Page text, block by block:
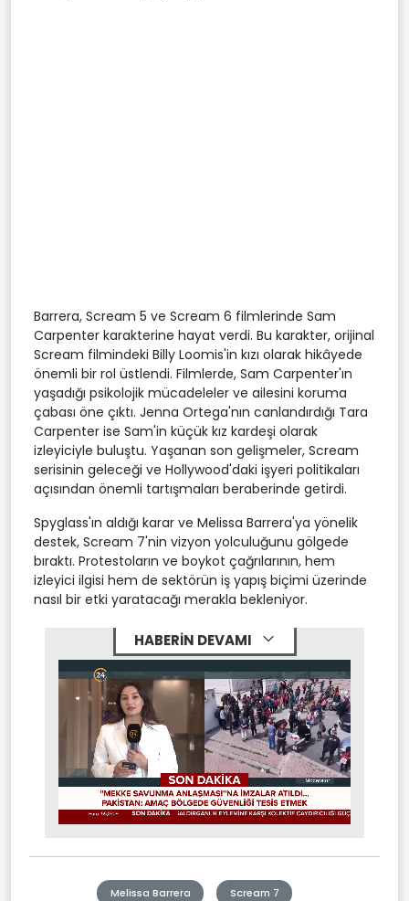
Barrera, Scream 5 ve Scream 6 filmlerinde Sam
Carpenter karakterine hayat verdi. Bu karakter, orijinal
Scream filmindeki Billy Loomis'in kızı olarak hikâyede
önemli bir rol üstlendi. Filmlerde, Sam Carpenter'ın
yaşadığı psikolojik mücadeleler ve ailesini koruma
çabası öne çıktı. Jenna Ortega'nın canlandırdığı Tara
Carpenter ise Sam'in küçük kız kardeşi olarak
izleyiciyle buluştu. Yaşanan son gelişmeler, Scream
serisinin geleceği ve Hollywood'daki işyeri politikaları
açısından önemli tartışmaları beraberinde getirdi.
Spyglass'ın aldığı karar ve Melissa Barrera'ya yönelik
destek, Scream 7'nin vizyon yolculuğunu gölgede
bıraktı. Protestoların ve boykot çağrılarının, hem
izleyici ilgisi hem de sektörün iş yapış biçimi üzerinde
nasıl bir etki yaratacağı merakla bekleniyor.
HABERİN DEVAMI
Mute Stream
Melissa Barrera Scream 7